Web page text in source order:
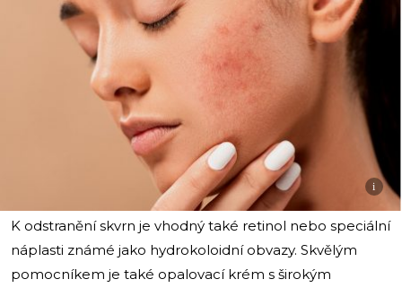
i
K odstranění skvrn je vhodný také retinol nebo speciální
náplasti známé jako hydrokoloidní obvazy. Skvělým
pomocníkem je také opalovací krém s širokým